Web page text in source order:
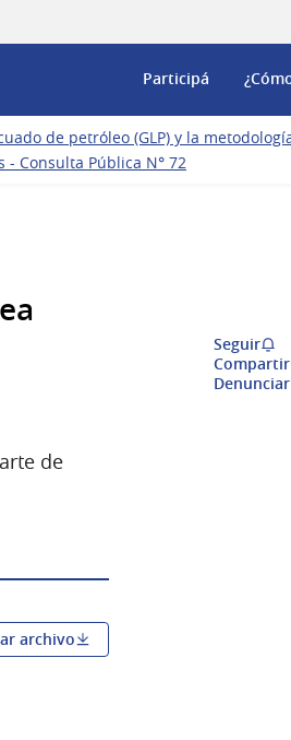
Participá
de petróleo (GLP) y la
Consulta Pública N° 72
de
archivo
Seguir
Compartir
Denunciar